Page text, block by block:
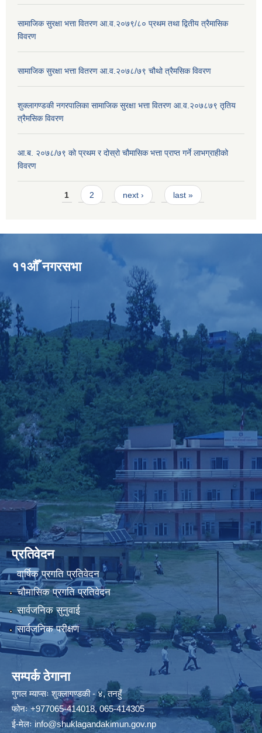
सामाजिक सुरक्षा भत्ता वितरण आ.व.२०७९/८० प्रथम तथा द्वितीय त्रैमासिक
विवरण
सामाजिक सुरक्षा भत्ता वितरण आ.व.२०७८/७९ चौथो त्रैमसिक विवरण
शुक्लागण्डकी नगरपालिका सामाजिक सुरक्षा भत्ता वितरण आ.व.२०७८७९ तृतिय
त्रैमसिक विवरण
आ.ब. २०७८/७९ को प्रथम र दोस्रो चौमासिक भत्ता प्राप्त गर्ने लाभग्राहीको
विवरण
Pages1 2 next › last »
११औँ नगरसभा
प्रतिवेदन
वार्षिक प्रगति प्रतिवेदन
चौमासिक प्रगति प्रतिवेदन
सार्वजनिक सुनुवाई
सार्वजनिक परीक्षण
सम्पर्क ठेगाना
गुगल म्याप्सःशुक्लागण्डकी - ४, तनहुँ
फोनः+977065-414018,065-414305
ई-मेलः info@shuklagandakimun.gov.np